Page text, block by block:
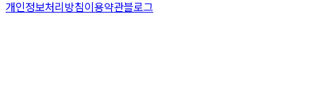
개인정보처리방침이용약관블로그